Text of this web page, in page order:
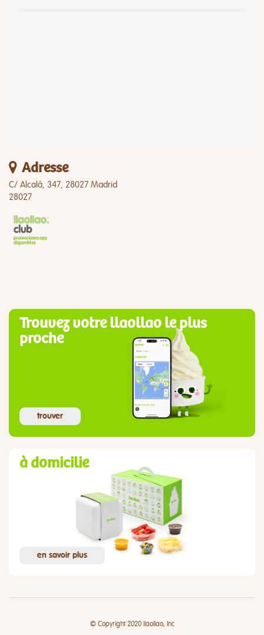
Adresse
C/ Alcalá, 347, 28027 Madrid
28027
Trouvez votre llaollao le plus
proche
trouver
à domicilie
en savoir plus
© Copyright 2020 llaollao, Inc